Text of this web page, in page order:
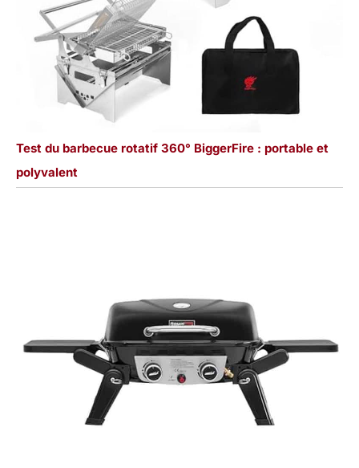
Test du barbecue rotatif 360° BiggerFire : portable et
polyvalent